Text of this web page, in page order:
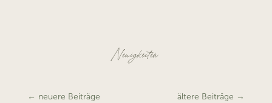
Neuigkeiten
← neuere Beiträge ältere Beiträge →